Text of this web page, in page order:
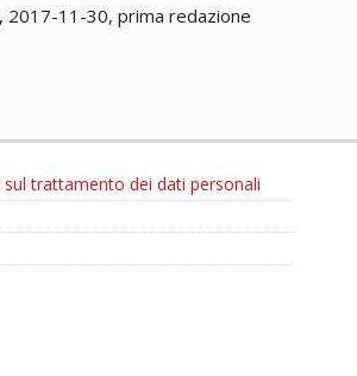
2017-11-30, prima redazione
trattamento dei dati personali